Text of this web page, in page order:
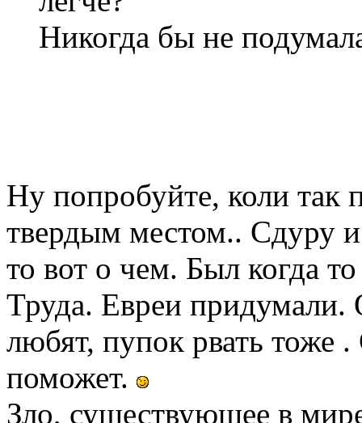
Никогда бы не
Ну попробуйте, коли так
твердым местом.. Сдуру
то вот о чем. Был когда
Труда. Евреи придумали.
любят, пупок рвать тоже
поможет.
Зло, существующее в